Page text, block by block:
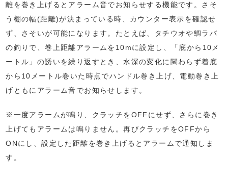
離を巻き上げるとアラーム音でお知らせする機能です。さそ
う棚の幅(距離)が決まっている時、カウンター表示を確認せ
ず、さそいが可能になります。たとえば、タチウオや鯛ラバ
の釣りで、巻上距離アラームを10mに設定し、「底から10メ
ートル」の誘いを繰り返すとき、水深の変化に関わらず着底
から10メートル巻いた時点でハンドル巻き上げ、電動巻き上
げともにアラーム音でお知らせします。
※一度アラームが鳴り、クラッチをOFFにせず、さらに巻き
上げてもアラームは鳴りません。再びクラッチをOFFから
ONにし、設定した距離を巻き上げるとアラームで通知しま
す。